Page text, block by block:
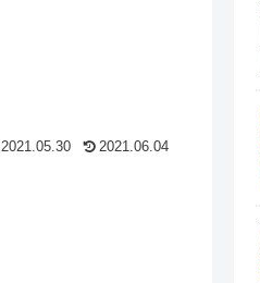
2021.05.30 2021.06.04